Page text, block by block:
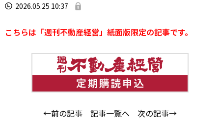
2026.05.25 10:37
こちらは「週刊不動産経営」紙面版限定の記事です。
←前の記事 記事一覧へ 次の記事→